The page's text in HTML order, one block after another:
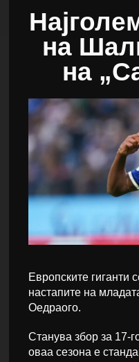
на
на
Европските гиганти
настапите на
Оедраого.
Станува збор за 17-
оваа сезона е